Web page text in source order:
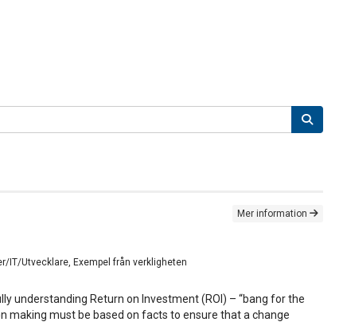
IT/Utvecklare, Exempel från verkligheten
Mer information
understanding Return on Investment (ROI) – “bang for the
making must be based on facts to ensure that a change